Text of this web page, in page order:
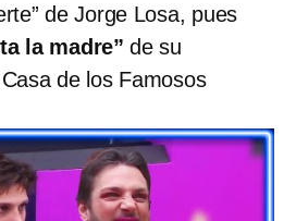
de Jorge Losa, pues
la madre” de su
de los Famosos